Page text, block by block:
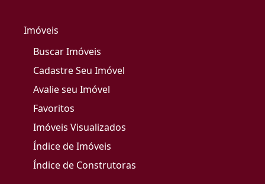
Imóveis
Buscar Imóveis
Cadastre Seu Imóvel
Avalie seu Imóvel
Favoritos
Imóveis Visualizados
Índice de Imóveis
Índice de Construtoras